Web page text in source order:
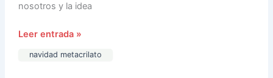
nosotros y la idea
Leer entrada »
navidad metacrilato